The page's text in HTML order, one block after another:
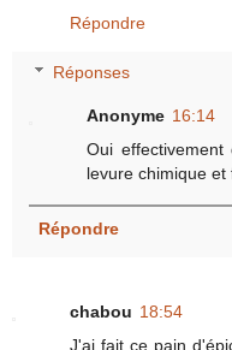
Répondre
Réponses
Anonyme 16:14
Oui
levure chimique
Répondre
chabou 18:54
J'ai fait ce pain